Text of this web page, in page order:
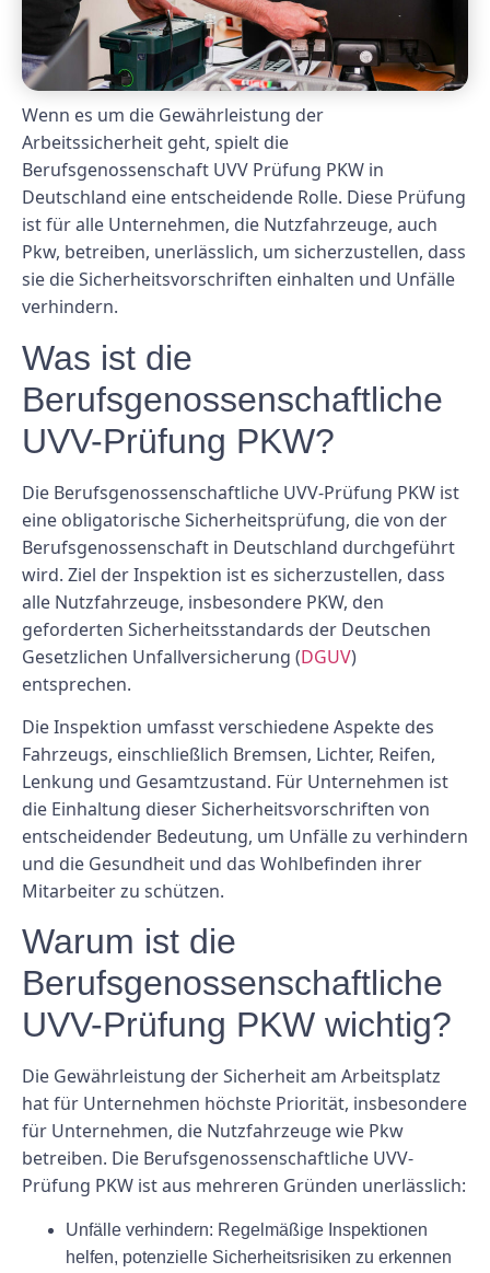
Wenn es um die Gewährleistung der
Arbeitssicherheit geht, spielt die
Berufsgenossenschaft UVV Prüfung PKW in
Deutschland eine entscheidende Rolle. Diese Prüfung
ist für alle Unternehmen, die Nutzfahrzeuge, auch
Pkw, betreiben, unerlässlich, um sicherzustellen, dass
sie die Sicherheitsvorschriften einhalten und Unfälle
verhindern.
Was ist die
Berufsgenossenschaftliche
UVV-Prüfung PKW?
Die Berufsgenossenschaftliche UVV-Prüfung PKW ist
eine obligatorische Sicherheitsprüfung, die von der
Berufsgenossenschaft in Deutschland durchgeführt
wird. Ziel der Inspektion ist es sicherzustellen, dass
alle Nutzfahrzeuge, insbesondere PKW, den
geforderten Sicherheitsstandards der Deutschen
Gesetzlichen Unfallversicherung (DGUV)
entsprechen.
Die Inspektion umfasst verschiedene Aspekte des
Fahrzeugs, einschließlich Bremsen, Lichter, Reifen,
Lenkung und Gesamtzustand. Für Unternehmen ist
die Einhaltung dieser Sicherheitsvorschriften von
entscheidender Bedeutung, um Unfälle zu verhindern
und die Gesundheit und das Wohlbefinden ihrer
Mitarbeiter zu schützen.
Warum ist die
Berufsgenossenschaftliche
UVV-Prüfung PKW wichtig?
Die Gewährleistung der Sicherheit am Arbeitsplatz
hat für Unternehmen höchste Priorität, insbesondere
für Unternehmen, die Nutzfahrzeuge wie Pkw
betreiben. Die Berufsgenossenschaftliche UVV-
Prüfung PKW ist aus mehreren Gründen unerlässlich:
Unfälle verhindern: Regelmäßige Inspektionen
helfen, potenzielle Sicherheitsrisiken zu erkennen